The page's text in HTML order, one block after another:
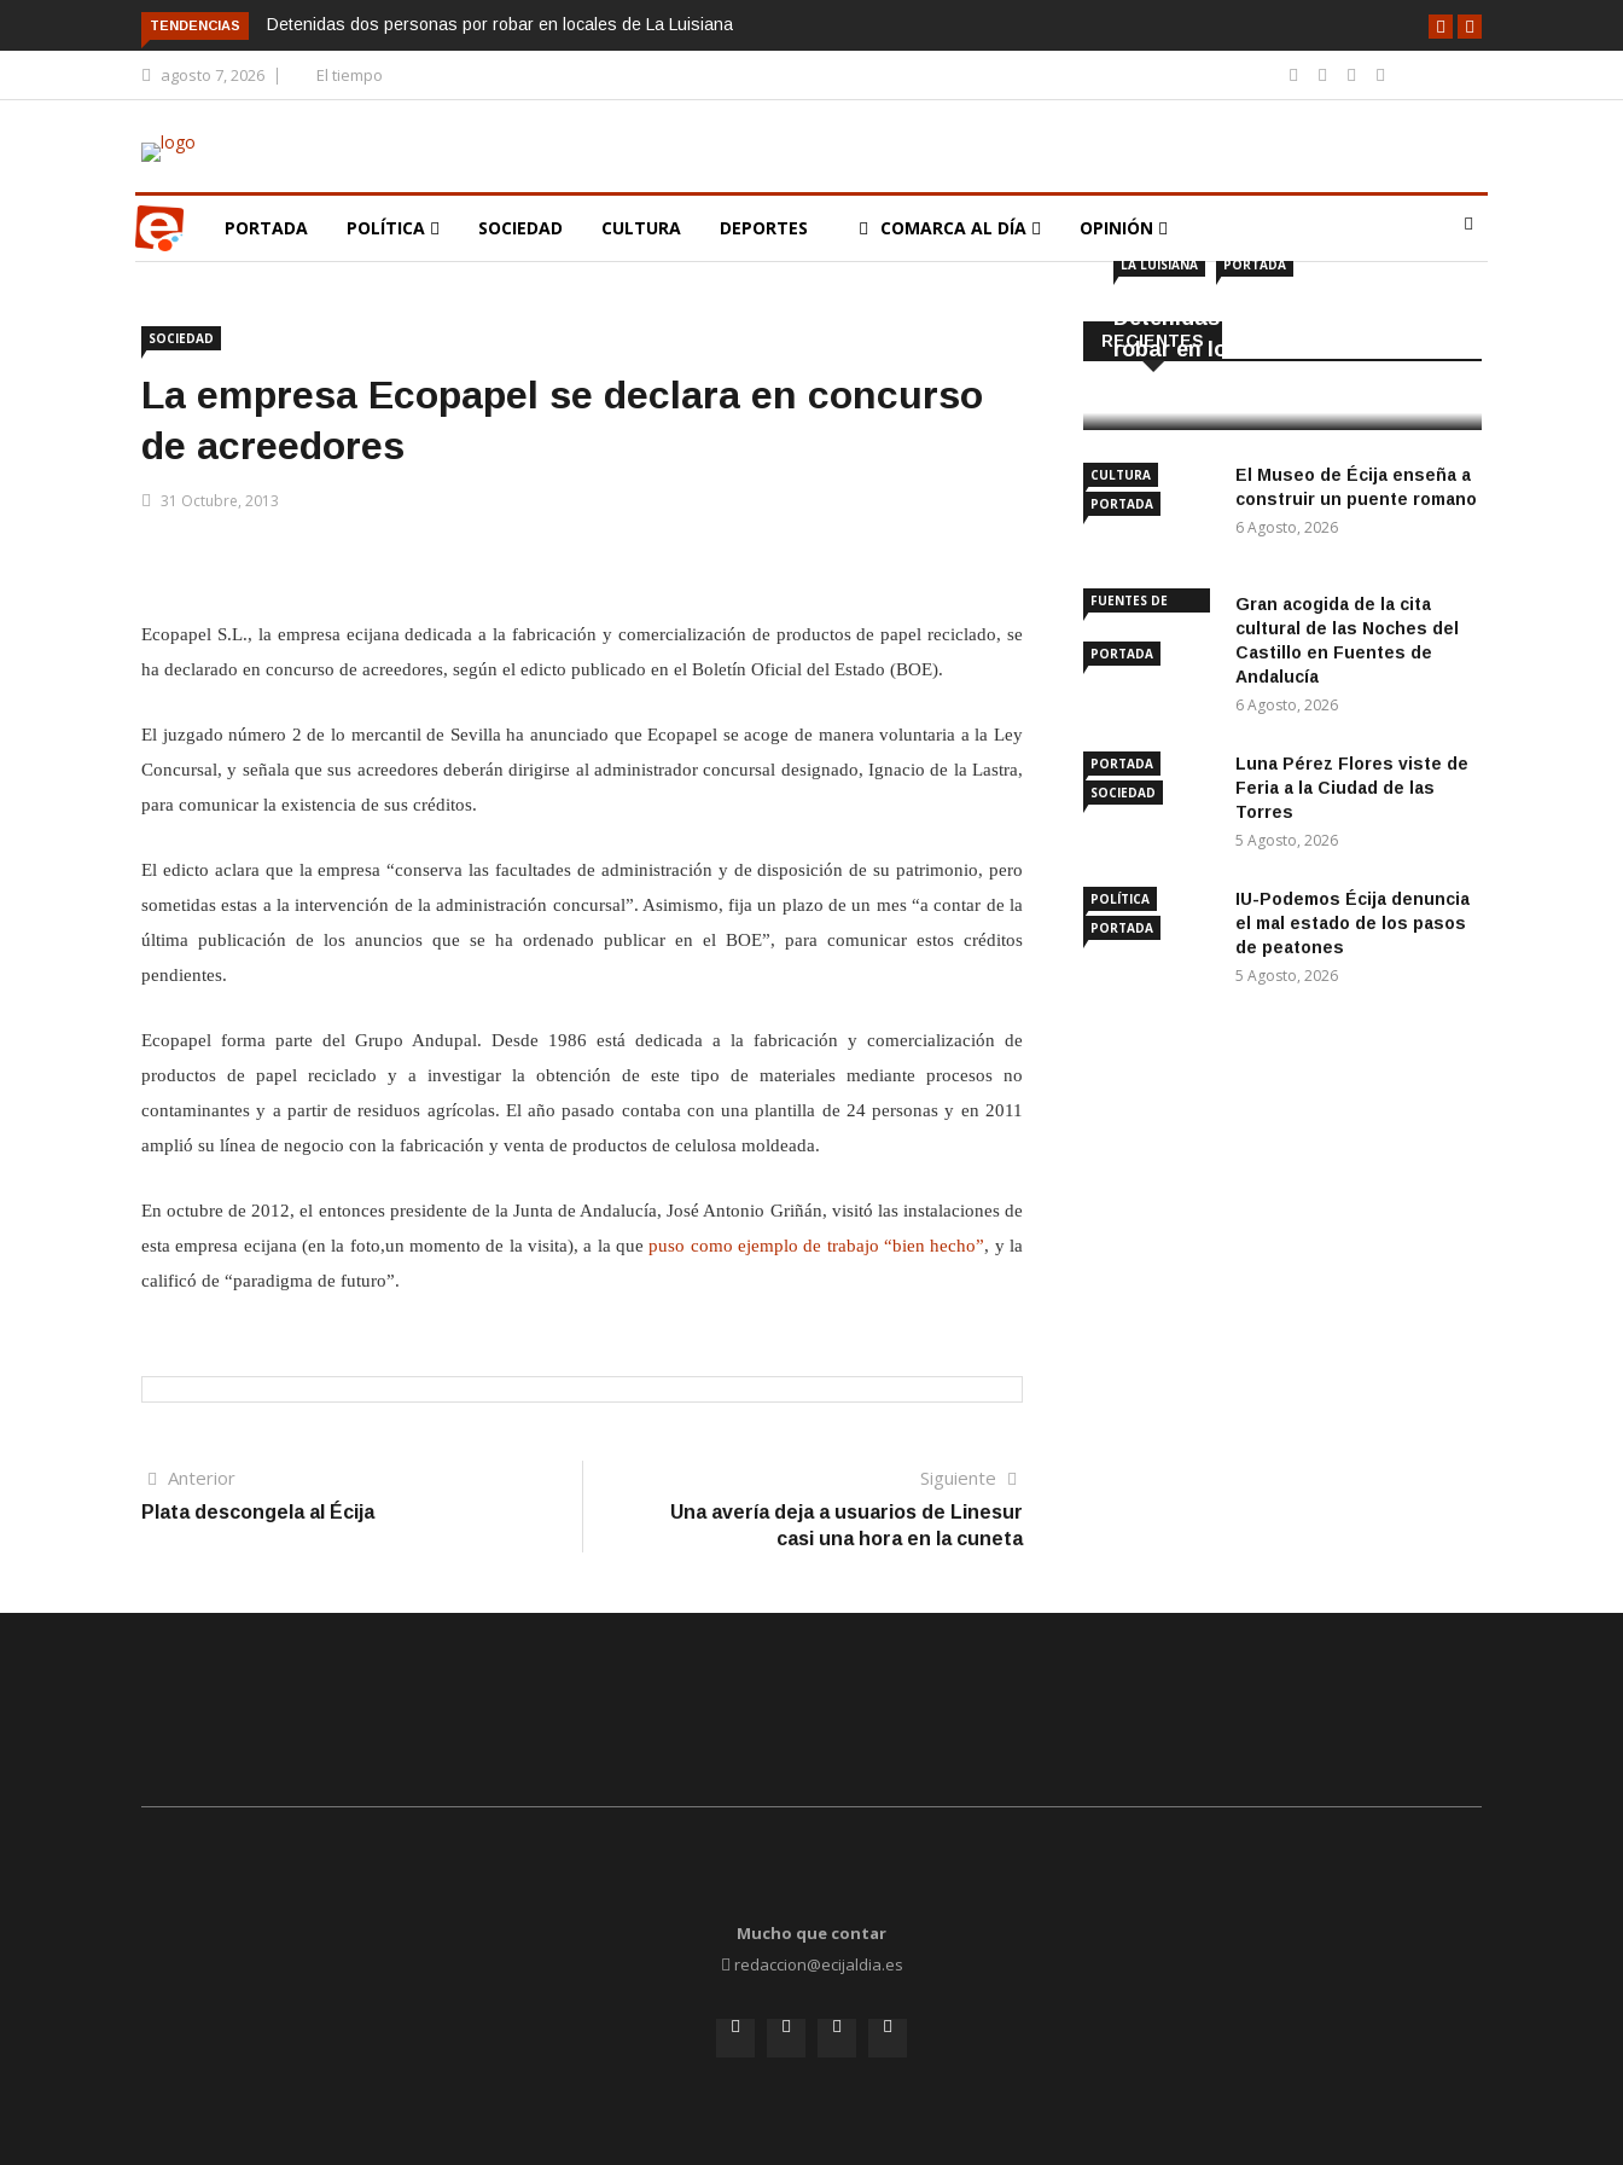
TENDENCIAS Detenidas dos personas por robar en locales de La Luisiana
agosto 7, 2026 El tiempo
PORTADA POLÍTICA SOCIEDAD CULTURA DEPORTES COMARCA AL DÍA OPINIÓN
SOCIEDAD
La empresa Ecopapel se declara en concurso
de acreedores
31 Octubre, 2013
Ecopapel S.L., la empresa ecijana dedicada a la fabricación y comercialización de productos de papel reciclado, se
ha declarado en concurso de acreedores, según el edicto publicado en el Boletín Oficial del Estado (BOE).
El juzgado número 2 de lo mercantil de Sevilla ha anunciado que Ecopapel se acoge de manera voluntaria a la Ley
Concursal, y señala que sus acreedores deberán dirigirse al administrador concursal designado, Ignacio de la Lastra,
para comunicar la existencia de sus créditos.
El edicto aclara que la empresa “conserva las facultades de administración y de disposición de su patrimonio, pero
sometidas estas a la intervención de la administración concursal”. Asimismo, fija un plazo de un mes “a contar de la
última publicación de los anuncios que se ha ordenado publicar en el BOE”, para comunicar estos créditos
pendientes.
Ecopapel forma parte del Grupo Andupal. Desde 1986 está dedicada a la fabricación y comercialización de
productos de papel reciclado y a investigar la obtención de este tipo de materiales mediante procesos no
contaminantes y a partir de residuos agrícolas. El año pasado contaba con una plantilla de 24 personas y en 2011
amplió su línea de negocio con la fabricación y venta de productos de celulosa moldeada.
En octubre de 2012, el entonces presidente de la Junta de Andalucía, José Antonio Griñán, visitó las instalaciones de
esta empresa ecijana (en la foto,un momento de la visita), a la quepuso como ejemplo de trabajo “bien hecho”, y la
calificó de “paradigma de futuro”.
Navegación
de
AnteriorArtículo
anterior
Plata descongela al Écija
Siguiente
Una avería deja a usuarios de Linesur
casi una hora en la cuneta
RECIENTES
LA LUISIANA PORTADA
Detenidas dos personas por
robar en locales de La Luisiana
CULTURA
PORTADA
El Museo de Écija enseña a
construir un puente romano
6 Agosto, 2026
FUENTES DE
PORTADA
Gran acogida de la cita
cultural de las Noches del
Castillo en Fuentes de
Andalucía
6 Agosto, 2026
PORTADA
SOCIEDAD
Luna Pérez Flores viste de
Feria a la Ciudad de las
Torres
5 Agosto, 2026
POLÍTICA
PORTADA
IU-Podemos Écija denuncia
el mal estado de los pasos
de peatones
5 Agosto, 2026
Mucho que contar
redaccion@ecijaldia.es